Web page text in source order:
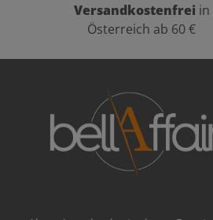
Versandkostenfrei in
Österreich ab 60 €